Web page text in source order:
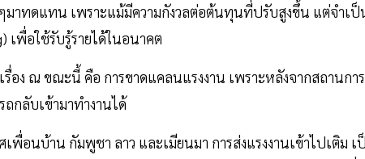
าทดแทน เพราะแม้มีความกังวลต่อต้นทุนที่ปรับสูงขึ้น แต่จำเป็
เพื่อใช้รับรู้รายได้ในอนาคต
ง ณ ขณะนี้ คือ การขาดแคลนแรงงาน เพราะหลังจากสถานกา
ถกลับเข้ามาทำงานได้
อนบ้าน กัมพูชา ลาว และเมียนมา การส่งแรงงานเข้าไปเติม เ